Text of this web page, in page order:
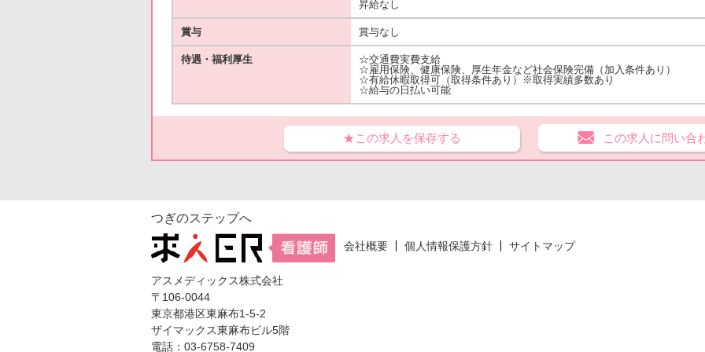
昇給なし
賞与 賞与なし
待遇・福利厚生
☆交通費実費支給
☆雇用保険、健康保険、厚生年金など社会保険完備（加入条件あり）
☆有給休暇取得可（取得条件あり）※取得実績多数あり
☆給与の日払い可能
★この求人を保存する この求人に問い合
つぎのステップへ
会社概要 個人情報保護方針 サイトマップ
アスメディックス株式会社
〒106-0044
東京都港区東麻布1-5-2
ザイマックス東麻布ビル5階
電話：03-6758-7409